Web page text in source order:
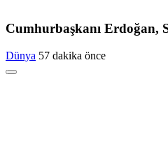
Cumhurbaşkanı Erdoğan,
Dünya 57 dakika önce